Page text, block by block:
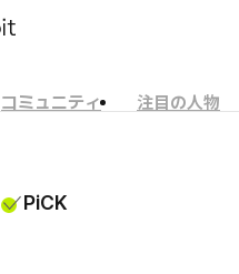
コミュニティ
注目の人物
PiCK